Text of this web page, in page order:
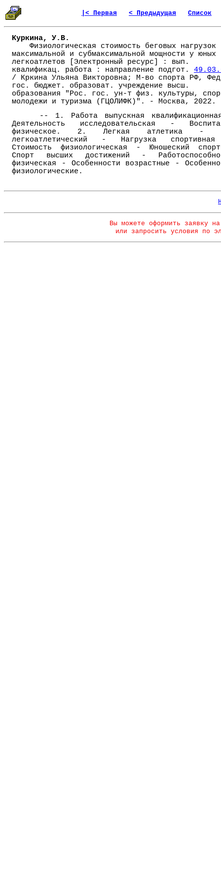
|< Первая < Предыдущая Список
Куркина, У.В.
Физиологическая стоимость беговых нагрузок
максимальной и субмаксимальной мощности у юных
легкоатлетов [Электронный ресурс] : вып.
квалификац. работа : направление подгот.
/ Кркина Ульяна Викторовна; М-во спорта РФ,
гос. бюджет. образоват. учреждение высш.
образования "Рос. гос. ун-т физ. культуры,
молодежи и туризма (ГЦОЛИФК)". - Москва, 2022.
-- 1. Работа выпускная
Деятельность исследовательская -
физическое. 2. Легкая атлетика -
легкоатлетический - Нагрузка
Стоимость физиологическая - Юношеский
Спорт высших достижений -
физическая - Особенности возрастные -
физиологические.
Вы можете оформить заявку
или запросить условия по